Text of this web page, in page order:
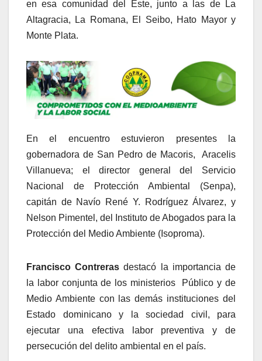
en esa comunidad del Este, junto a las de La
Altagracia, La Romana, El Seibo, Hato Mayor y
Monte Plata.
En el encuentro estuvieron presentes la
gobernadora de San Pedro de Macoris, Aracelis
Villanueva; el director general del Servicio
Nacional de Protección Ambiental (Senpa),
capitán de Navío René Y. Rodríguez Álvarez, y
Nelson Pimentel, del Instituto de Abogados para la
Protección del Medio Ambiente (Isoproma).
Francisco Contreras destacó la importancia de
la labor conjunta de los ministerios Público y de
Medio Ambiente con las demás instituciones del
Estado dominicano y la sociedad civil, para
ejecutar una efectiva labor preventiva y de
persecución del delito ambiental en el país.